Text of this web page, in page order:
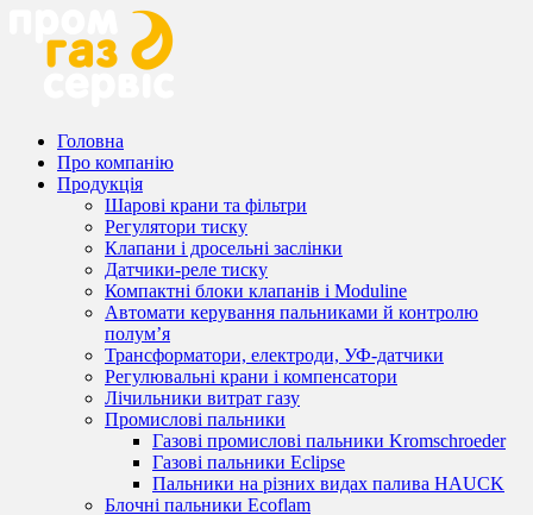
Головна
Про компанію
Продукція
Шарові крани та фільтри
Регулятори тиску
Клапани і дросельні заслінки
Датчики-реле тиску
Компактні блоки клапанів і Moduline
Автомати керування пальниками й контролю
полум’я
Трансформатори, електроди, УФ-датчики
Регулювальні крани і компенсатори
Лічильники витрат газу
Промислові пальники
Газові промислові пальники Kromschroeder
Газові пальники Eclipse
Пальники на різних видах палива HAUCK
Блочні пальники Ecoflam